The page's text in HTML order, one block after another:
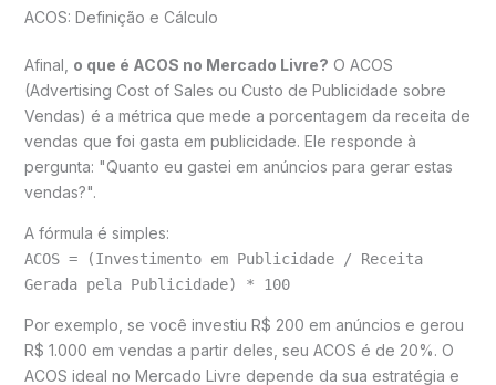
ACOS: Definição e Cálculo
Afinal, o que é ACOS no Mercado Livre? O ACOS
(Advertising Cost of Sales ou Custo de Publicidade sobre
Vendas) é a métrica que mede a porcentagem da receita de
vendas que foi gasta em publicidade. Ele responde à
pergunta: "Quanto eu gastei em anúncios para gerar estas
vendas?".
A fórmula é simples:
ACOS = (Investimento em Publicidade / Receita
Gerada pela Publicidade) * 100
Por exemplo, se você investiu R$ 200 em anúncios e gerou
R$ 1.000 em vendas a partir deles, seu ACOS é de 20%. O
ACOS ideal no Mercado Livre depende da sua estratégia e